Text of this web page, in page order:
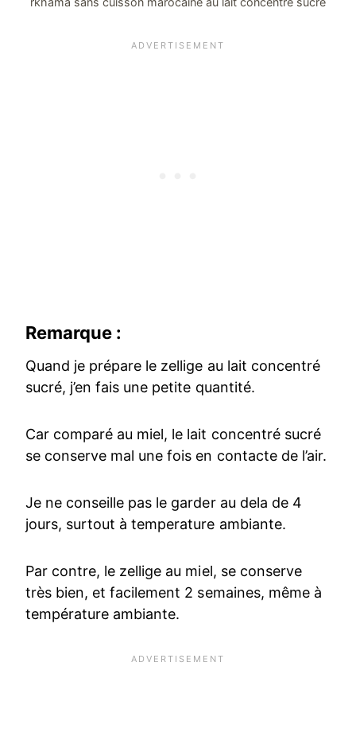
Remarque :
Quand je prépare le zellige au lait concentré
sucré, j’en fais une petite quantité.
Car comparé au miel, le lait concentré sucré
se conserve mal une fois en contacte de l’air.
Je ne conseille pas le garder au dela de 4
jours, surtout à temperature ambiante.
Par contre, le zellige au miel, se conserve
très bien, et facilement 2 semaines, même à
température ambiante.